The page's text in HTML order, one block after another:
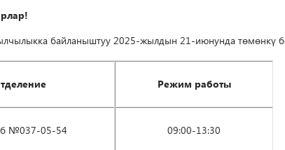
байланыштуу 2025-жылдын 21-июнунда төмөнкү
Режим работы
№037-05-54 09:00-13:30